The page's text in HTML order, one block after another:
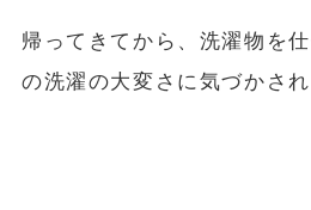
帰ってきてから、洗濯物を
の洗濯の大変さに気づかされ